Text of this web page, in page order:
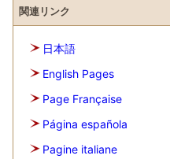
関連リンク
日本語
English Pages
Page Française
Página española
Pagine italiane